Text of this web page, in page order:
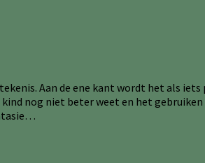
Aan de ene kant wordt het als
nog niet beter weet en het